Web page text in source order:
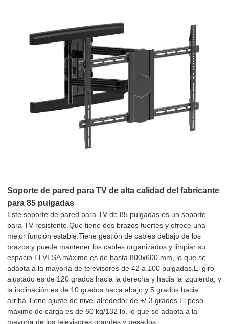
Soporte de pared para TV de alta calidad del fabricante
para 85 pulgadas
Este soporte de pared para TV de 85 pulgadas es un soporte
para TV resistente.Que tiene dos brazos fuertes y ofrece una
mejor función estable.Tiene gestión de cables debajo de los
brazos y puede mantener los cables organizados y limpiar su
espacio.El VESA máximo es de hasta 800x600 mm, lo que se
adapta a la mayoría de televisores de 42 a 100 pulgadas.El giro
ajustado es de 120 grados hacia la derecha y hacia la izquierda, y
la inclinación es de 10 grados hacia abajo y 5 grados hacia
arriba.Tiene ajuste de nivel alrededor de +/-3 grados.El peso
máximo de carga es de 60 kg/132 ​​lb, lo que se adapta a la
mayoría de los televisores grandes y pesados.